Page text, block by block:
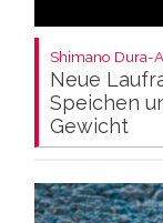
Shimano Dura-
Neue
Speichen
Gewicht